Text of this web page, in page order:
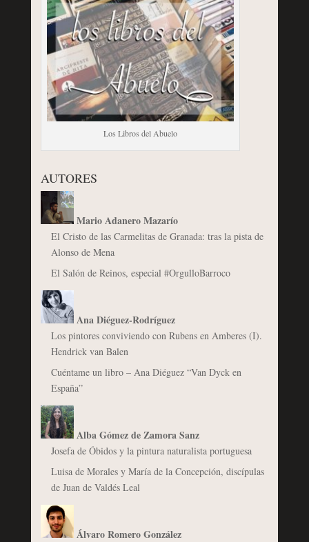
Los Libros del Abuelo
AUTORES
Mario Adanero Mazarío
El Cristo de las Carmelitas de Granada: tras la pista de
Alonso de Mena
El Salón de Reinos, especial #OrgulloBarroco
Ana Diéguez-Rodríguez
Los pintores conviviendo con Rubens en Amberes (I).
Hendrick van Balen
Cuéntame un libro – Ana Diéguez “Van Dyck en
España”
Alba Gómez de Zamora Sanz
Josefa de Óbidos y la pintura naturalista portuguesa
Luisa de Morales y María de la Concepción, discípulas
de Juan de Valdés Leal
Álvaro Romero González